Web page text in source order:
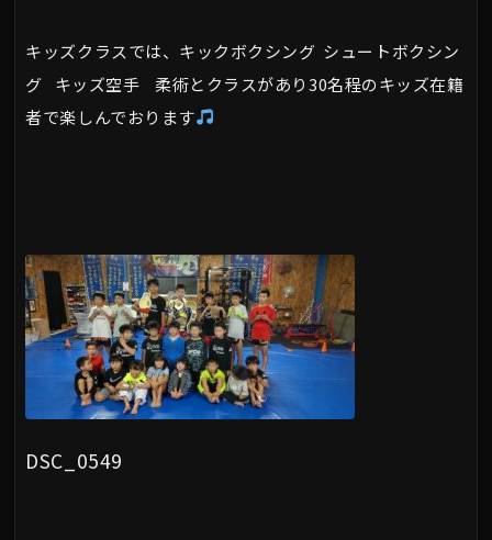
キッズクラスでは、キックボクシング シュートボクシン
グ キッズ空手 柔術とクラスがあり30名程のキッズ在籍
者で楽しんでおります
DSC_0549